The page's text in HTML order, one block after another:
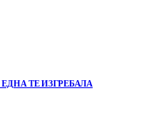
ТЕ ИЗГРЕБАЛА